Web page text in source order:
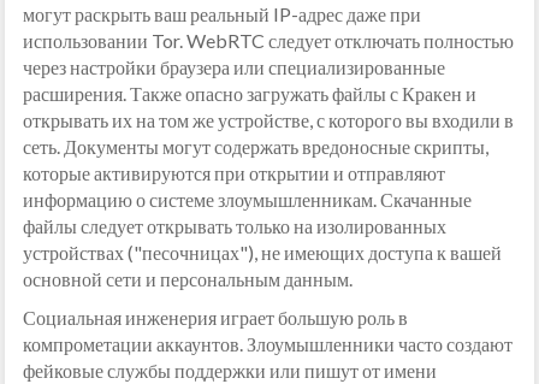
могут раскрыть ваш реальный IP-адрес даже при
использовании Tor. WebRTC следует отключать полностью
через настройки браузера или специализированные
расширения. Также опасно загружать файлы с Кракен и
открывать их на том же устройстве, с которого вы входили в
сеть. Документы могут содержать вредоносные скрипты,
которые активируются при открытии и отправляют
информацию о системе злоумышленникам. Скачанные
файлы следует открывать только на изолированных
устройствах ("песочницах"), не имеющих доступа к вашей
основной сети и персональным данным.
Социальная инженерия играет большую роль в
компрометации аккаунтов. Злоумышленники часто создают
фейковые службы поддержки или пишут от имени